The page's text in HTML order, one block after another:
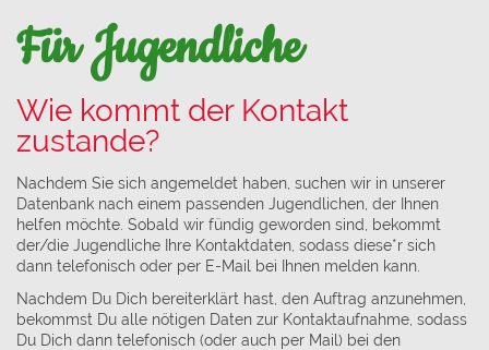
Für Jugendliche
Wie kommt der Kontakt
zustande?
Nachdem Sie sich angemeldet haben, suchen wir in unserer
Datenbank nach einem passenden Jugendlichen, der Ihnen
helfen möchte. Sobald wir fündig geworden sind, bekommt
der/die Jugendliche Ihre Kontaktdaten, sodass diese*r sich
dann telefonisch oder per E-Mail bei Ihnen melden kann.
Nachdem Du Dich bereiterklärt hast, den Auftrag anzunehmen,
bekommst Du alle nötigen Daten zur Kontaktaufnahme, sodass
Du Dich dann telefonisch (oder auch per Mail) bei den